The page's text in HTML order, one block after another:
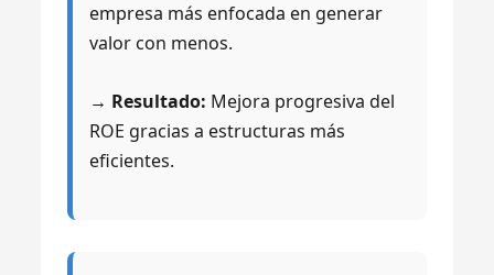
empresa más enfocada en generar
valor con menos.
→ Resultado: Mejora progresiva del
ROE gracias a estructuras más
eficientes.